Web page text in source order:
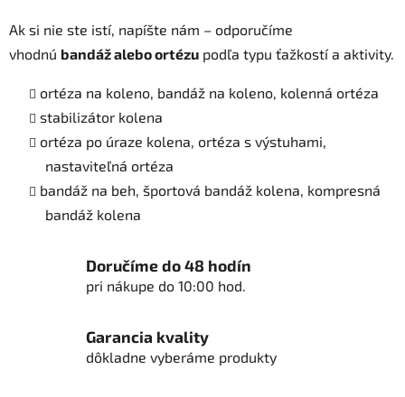
ý
p
s
Ak si nie ste istí, napíšte nám – odporučíme
vhodnú bandáž alebo ortézu podľa typu ťažkostí a aktivity.
ortéza na koleno, bandáž na koleno, kolenná ortéza
stabilizátor kolena
ortéza po úraze kolena, ortéza s výstuhami,
nastaviteľná ortéza
bandáž na beh, športová bandáž kolena, kompresná
bandáž kolena
Doručíme do 48 hodín
pri nákupe do 10:00 hod.
Garancia kvality
dôkladne vyberáme produkty